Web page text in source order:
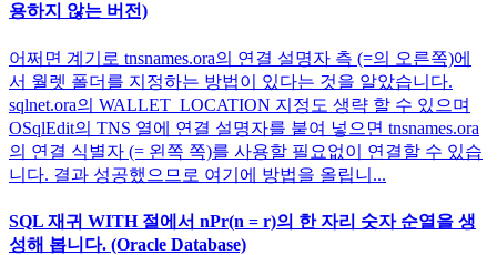
용하지 않는 버전)
어쩌면 계기로 tnsnames.ora의 연결 설명자 측 (=의 오른쪽)에
서 월렛 폴더를 지정하는 방법이 있다는 것을 알았습니다.
sqlnet.ora의 WALLET_LOCATION 지정도 생략 할 수 있으며
OSqlEdit의 TNS 열에 연결 설명자를 붙여 넣으면 tnsnames.ora
의 연결 식별자 (= 왼쪽 쪽)를 사용할 필요없이 연결할 수 있습
니다. 결과 성공했으므로 여기에 방법을 올립니...
SQL 재귀 WITH 절에서 nPr(n = r)의 한 자리 숫자 순열을 생
성해 봅니다. (Oracle Database)